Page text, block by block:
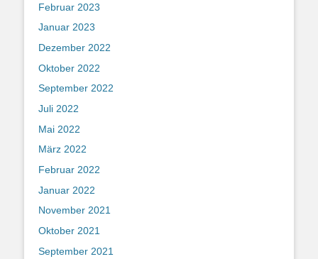
Februar 2023
Januar 2023
Dezember 2022
Oktober 2022
September 2022
Juli 2022
Mai 2022
März 2022
Februar 2022
Januar 2022
November 2021
Oktober 2021
September 2021